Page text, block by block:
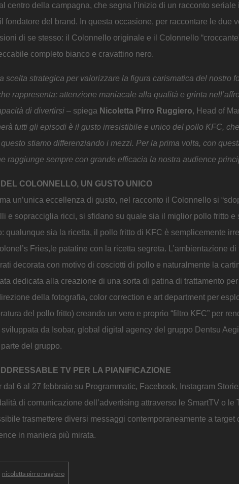
centro della campagna, che segna l’inizio di un racconto
fondatore del brand. In questa occasione, per raccontare le due
di se stesso: il Colonnello originale e il Colonnello
completo bianco e cravattino nero.
scelta strategica per valorizzare la figura carismatica del nostro
rappresenta: attenzione maniacale alla qualità e grinta
di divertirsi – spiega Nicoletta Pirro Ruggiero, Head of
tutti gli episodi è il gusto irresistibile e unico del pollo KFC,
stiamo differenziando i mezzi. Per la prima volta, con
raggiunge sempre con grande efficacia la nostra audience
COLONNELLO, UN GUSTO UNICO
un’unica eccellenza di gusto, nel racconto il Colonnello si
e sopracciglia ricci, si sfidano su quale sia il miglior pollo fritto e
qualunque sia la ricetta, il pollo fritto di KFC è semplicemente
Fries,le patatine con la ricetta segreta. L’ambientazione di
decorata con motivo di cosciotti di pollo e naturalmente la
dedicata alla creazione di una sorta di patina di trattamento
della fotografia, color correction e art department per
del pollo fritto) creando un vero e proprio “filtro KFC” per
da Isobar, global digital agency del gruppo Dentsu
del gruppo.
TV PER LA PIANIFICAZIONE
dal 6 al 27 febbraio su Programmatic, Facebook, Instagram
di comunicazione dell’advertising attraverso le SmartTV o le
trasmettere diversi messaggi contemporaneamente a target
in maniera più mirata.
nicoletta pirro ruggiero